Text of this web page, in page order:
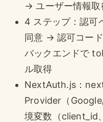
→ ユーザー情報取
4 ステップ：認可
同意 → 認可コー
バックエンドで
ル取得
NextAuth.js：
Provider（
境変数（